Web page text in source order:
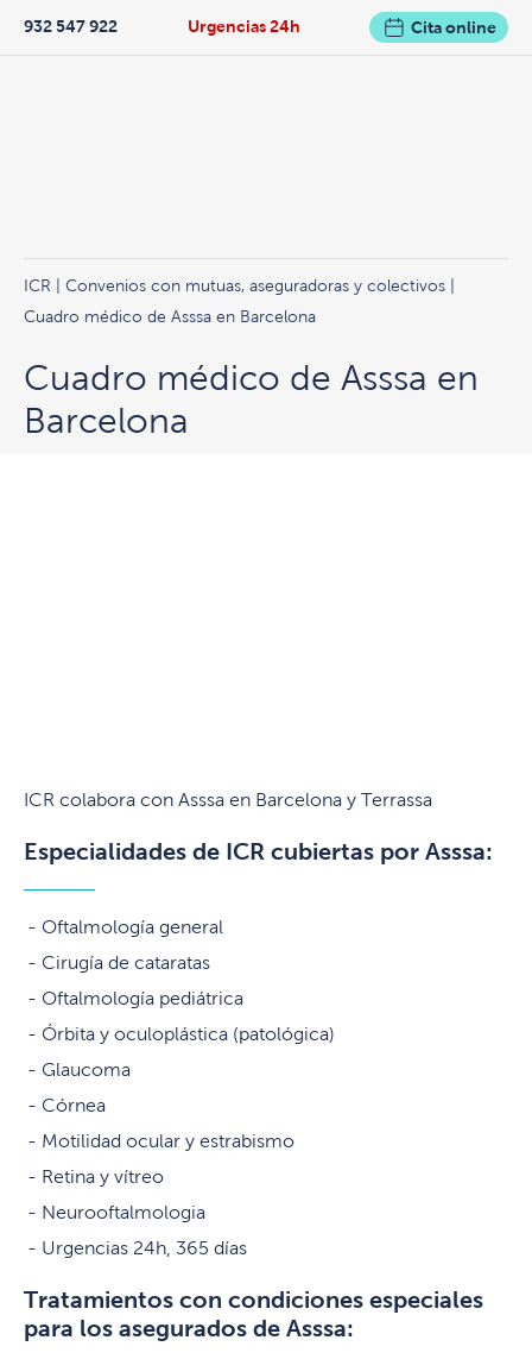
Urgencias 24h
932 547 922 Cita online
ICR Convenios con mutuas, aseguradoras y colectivos
Cuadro médico de Asssa en Barcelona
Cuadro médico de Asssa en
Barcelona
ICR colabora con Asssa en Barcelona y Terrassa
Especialidades de ICR cubiertas por Asssa:
Oftalmología general
Cirugía de cataratas
Oftalmología pediátrica
Órbita y oculoplástica (patológica)
Glaucoma
Córnea
Motilidad ocular y estrabismo
Retina y vítreo
Neurooftalmologia
Urgencias 24h, 365 días
Tratamientos con condiciones especiales
para los asegurados de Asssa: